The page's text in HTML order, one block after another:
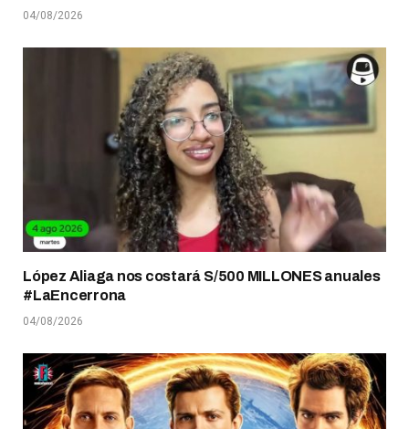
04/08/2026
López Aliaga nos costará S/500 MILLONES anuales
#LaEncerrona
04/08/2026